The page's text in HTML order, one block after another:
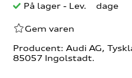
På lager- Lev. dage
Gem varen
Producent: Audi AG,
85057 Ingolstadt.